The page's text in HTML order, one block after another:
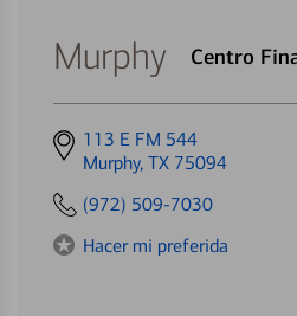
Murphy Centro
Get
directions
113 E FM 544
Murphy, TX 75094
(972) 509-7030
Hacer mi preferida